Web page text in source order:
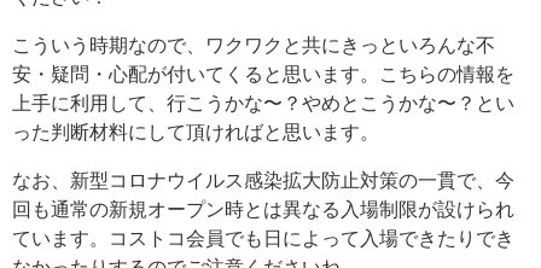
こういう時期なので、ワクワクと共にきっといろんな不
安・疑問・心配が付いてくると思います。こちらの情報を
上手に利用して、行こうかな〜？やめとこうかな〜？とい
った判断材料にして頂ければと思います。
なお、新型コロナウイルス感染拡大防止対策の一貫で、今
回も通常の新規オープン時とは異なる入場制限が設けられ
ています。コストコ会員でも日によって入場できたりでき